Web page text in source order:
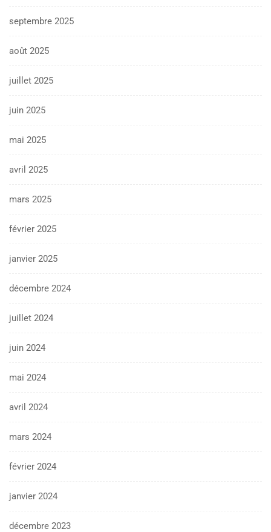
septembre 2025
août 2025
juillet 2025
juin 2025
mai 2025
avril 2025
mars 2025
février 2025
janvier 2025
décembre 2024
juillet 2024
juin 2024
mai 2024
avril 2024
mars 2024
février 2024
janvier 2024
décembre 2023